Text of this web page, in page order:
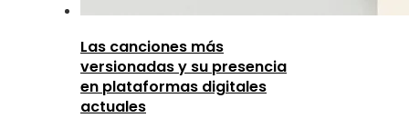
Las canciones más
versionadas y su presencia
en plataformas digitales
actuales